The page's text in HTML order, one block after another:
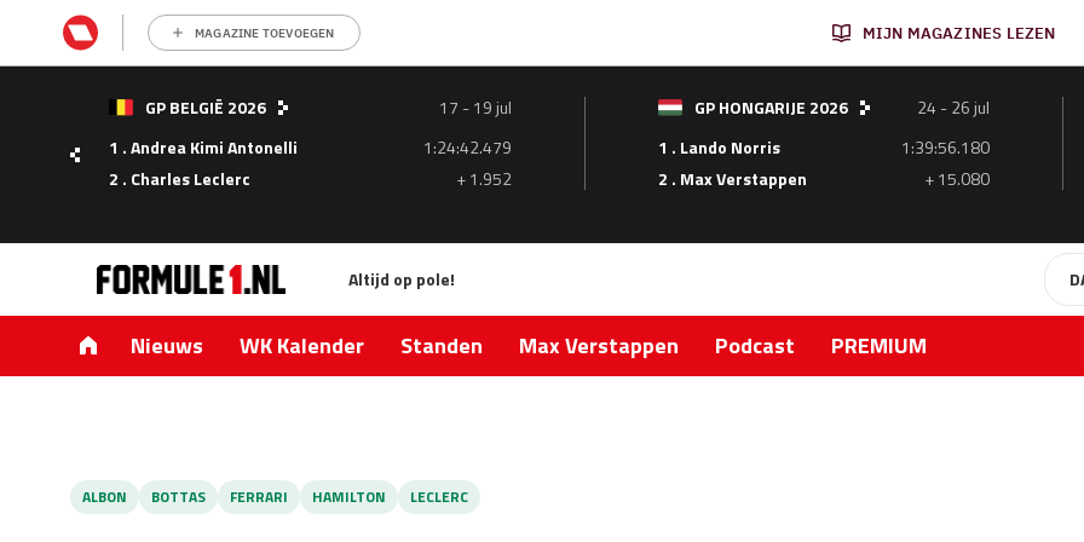
MAGAZINE TOEVOEGEN MIJN MAGAZINES LEZEN
GP BELGIË 2026
17 - 19 jul
1 . Andrea Kimi Antonelli
1:24:42.479
2 . Charles Leclerc
+ 1.952
GP HONGARIJE 2026
24 - 26 jul
1 . Lando Norris
1:39:56.180
2 . Max Verstappen
+ 15.080
Altijd op pole!
Nieuws WK Kalender Standen Max Verstappen Podcast PREMIUM
ALBON BOTTAS FERRARI HAMILTON LECLERC